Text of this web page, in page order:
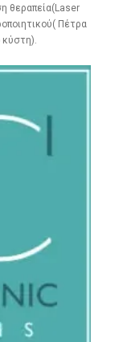
θεραπεία(Laser
Πέτρα
κύστη).